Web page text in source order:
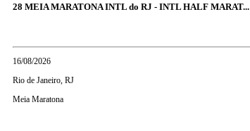
28 MEIA MARATONA INTL do RJ - INTL HALF MARAT...
16/08/2026
Rio de Janeiro, RJ
Meia Maratona